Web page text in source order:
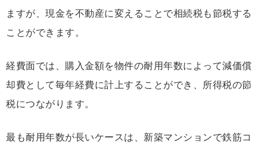
ますが、現金を不動産に変えることで相続税も節税する
ことができます。
経費面では、購入金額を物件の耐用年数によって減価償
却費として毎年経費に計上することができ、所得税の節
税につながります。
最も耐用年数が長いケースは、新築マンションで鉄筋コ